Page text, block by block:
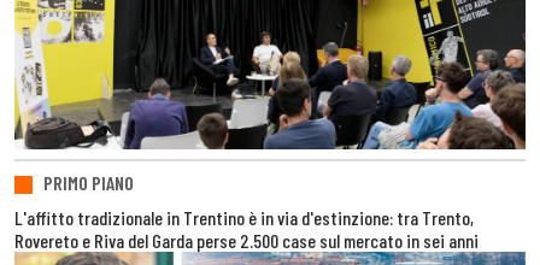
PRIMO PIANO
L'affitto tradizionale in Trentino è in via d'estinzione: tra Trento,
Rovereto e Riva del Garda perse 2.500 case sul mercato in sei anni